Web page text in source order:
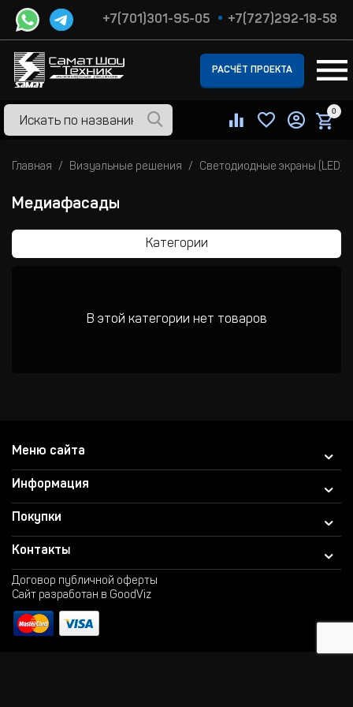
+7(701)301-95-05 +7(727)292-18-58
РАСЧЁТ ПРОЕКТА
0
Главная Визуальные решения Светодиодные экраны (LED)
Медиафасады
Категории
В этой категории нет товаров
Меню сайта
Информация
Покупки
Контакты
Договор публичной оферты
Сайт разработан в GoodViz